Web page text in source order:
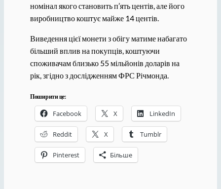
номінал якого становить п’ять центів, але його
виробництво коштує майже 14 центів.
Виведення цієї монети з обігу матиме набагато
більший вплив на покупців, коштуючи
споживачам близько 55 мільйонів доларів на
рік, згідно з дослідженням ФРС Річмонда.
Поширити це:
Facebook X LinkedIn
Reddit X Tumblr
Pinterest Більше